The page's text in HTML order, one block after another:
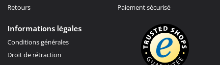
Retours
Paiement sécurisé
Informations légales
Conditions générales
Droit de rétraction